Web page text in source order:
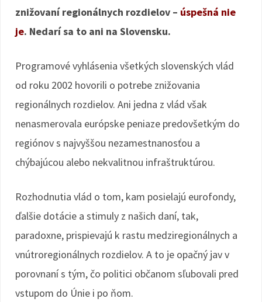
znižovaní regionálnych rozdielov – úspešná nie
je. Nedarí sa to ani na Slovensku.
Programové vyhlásenia všetkých slovenských vlád
od roku 2002 hovorili o potrebe znižovania
regionálnych rozdielov. Ani jedna z vlád však
nenasmerovala európske peniaze predovšetkým do
regiónov s najvyššou nezamestnanosťou a
chýbajúcou alebo nekvalitnou infraštruktúrou.
Rozhodnutia vlád o tom, kam posielajú eurofondy,
ďalšie dotácie a stimuly z našich daní, tak,
paradoxne, prispievajú k rastu medziregionálnych a
vnútroregionálnych rozdielov. A to je opačný jav v
porovnaní s tým, čo politici občanom sľubovali pred
vstupom do Únie i po ňom.